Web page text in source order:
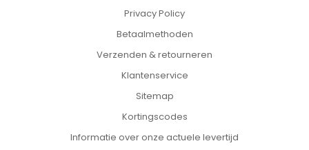
Privacy Policy
Betaalmethoden
Verzenden & retourneren
Klantenservice
Sitemap
Kortingscodes
Informatie over onze actuele levertijd